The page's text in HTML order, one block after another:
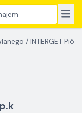
/ INTERGET